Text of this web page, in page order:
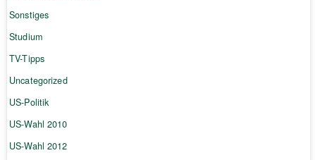
Sonstiges
Studium
TV-Tipps
Uncategorized
US-Politik
US-Wahl 2010
US-Wahl 2012